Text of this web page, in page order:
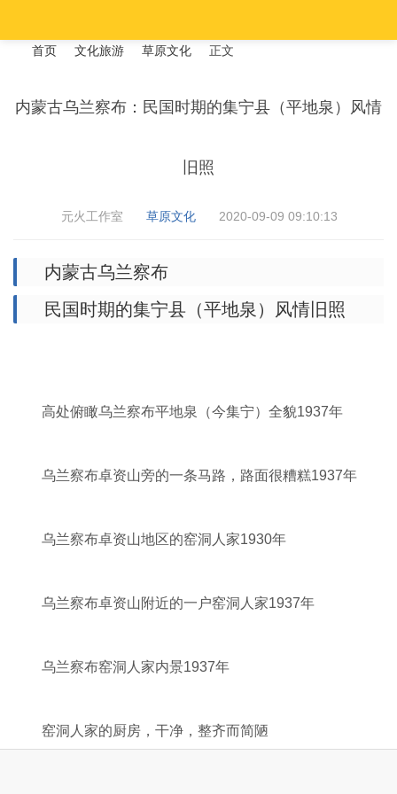
首页 文化旅游 草原文化 正文
内蒙古乌兰察布：民国时期的集宁县（平地泉）风情
旧照
元火工作室 草原文化 2020-09-09 09:10:13
内蒙古乌兰察布
民国时期的集宁县（平地泉）风情旧照
高处俯瞰乌兰察布平地泉（今集宁）全貌1937年
乌兰察布卓资山旁的一条马路，路面很糟糕1937年
乌兰察布卓资山地区的窑洞人家1930年
乌兰察布卓资山附近的一户窑洞人家1937年
乌兰察布窑洞人家内景1937年
窑洞人家的厨房，干净，整齐而简陋